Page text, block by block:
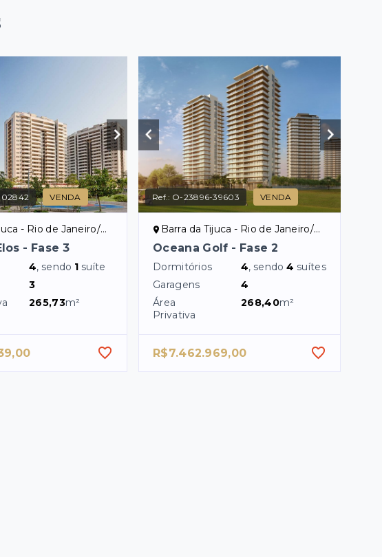
VENDA
- Rio de Janeiro/RJ
- Fase 3
4, sendo 1 suíte
3
265,73m²
Ref.: O-23896-39603 VENDA
Barra da Tijuca - Rio de Janeiro/RJ
Oceana Golf - Fase 2
Dormitórios 4, sendo4 suítes
Garagens
4
Área
Privativa
268,40m²
R$7.462.969,00